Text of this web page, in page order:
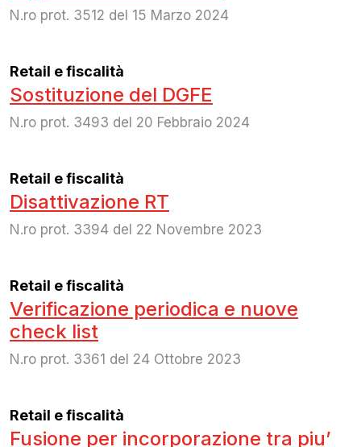
N.ro prot. 3512 del 15 Marzo 2024
Retail e fiscalità
Sostituzione del DGFE
N.ro prot. 3493 del 20 Febbraio 2024
Retail e fiscalità
Disattivazione RT
N.ro prot. 3394 del 22 Novembre 2023
Retail e fiscalità
Verificazione periodica e nuove
check list
N.ro prot. 3361 del 24 Ottobre 2023
Retail e fiscalità
Fusione per incorporazione tra piu’